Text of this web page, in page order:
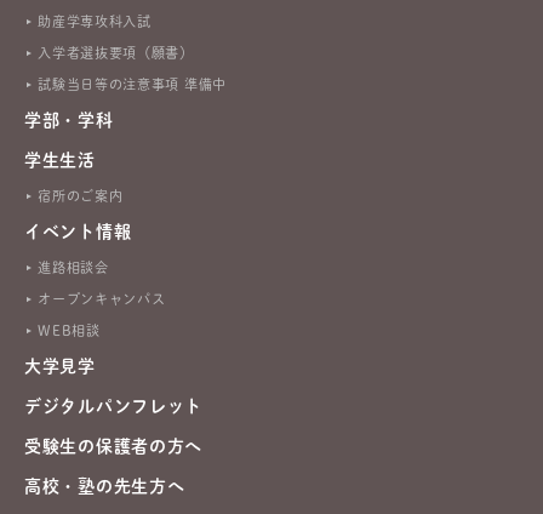
助産学専攻科入試
入学者選抜要項（願書）
試験当日等の注意事項 準備中
学部・学科
学生生活
宿所のご案内
イベント情報
進路相談会
オープンキャンパス
WEB相談
大学見学
デジタルパンフレット
受験生の保護者の方へ
高校・塾の先生方へ